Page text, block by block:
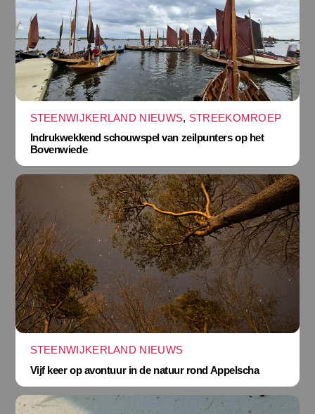
STEENWIJKERLAND NIEUWS, STREEKOMROEP
Indrukwekkend schouwspel van zeilpunters op het
Bovenwiede
STEENWIJKERLAND NIEUWS
Vijf keer op avontuur in de natuur rond Appelscha